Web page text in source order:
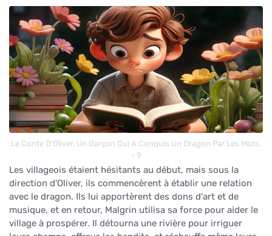
Le Conte D'Oliver, Un Garçon Qui A Conquis Un Dragon Par Les Mots.
- 9
Les villageois étaient hésitants au début, mais sous la
direction d'Oliver, ils commencèrent à établir une relation
avec le dragon. Ils lui apportèrent des dons d'art et de
musique, et en retour, Malgrin utilisa sa force pour aider le
village à prospérer. Il détourna une rivière pour irriguer